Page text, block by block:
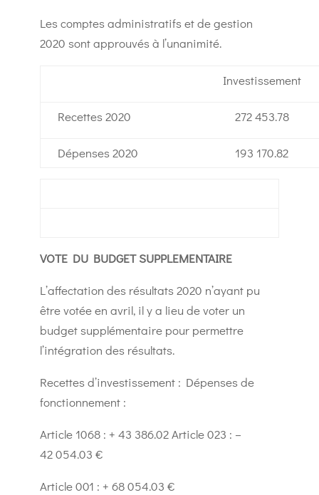
Les comptes administratifs et de gestion
2020 sont approuvés à l’unanimité.
Investissement
Recettes 2020 272 453.78
Dépenses 2020 193 170.82
VOTE DU BUDGET SUPPLEMENTAIRE
L’affectation des résultats 2020 n’ayant pu
être votée en avril, il y a lieu de voter un
budget supplémentaire pour permettre
l’intégration des résultats.
Recettes d’investissement : Dépenses de
fonctionnement :
Article 1068 : + 43 386.02 Article 023 : –
42 054.03 €
Article 001 : + 68 054.03 €